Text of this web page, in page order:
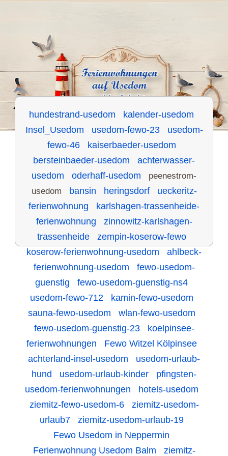
hundestrand-usedom
kalender-usedom
Insel_Usedom
usedom-fewo-23
usedom-
fewo-46
kaiserbaeder-usedom
bersteinbaeder-usedom
achterwasser-
usedom
oderhaff-usedom peenestrom-
usedom
bansin heringsdorf
ueckeritz-
ferienwohnung
karlshagen-trassenheide-
ferienwohnung
zinnowitz-karlshagen-
trassenheide
zempin-koserow-fewo
koserow-ferienwohnung-usedom
ahlbeck-
ferienwohnung-usedom
fewo-usedom-
guenstig
fewo-usedom-guenstig-ns4
usedom-fewo-712
kamin-fewo-usedom
sauna-fewo-usedom
wlan-fewo-usedom
fewo-usedom-guenstig-23
koelpinsee-
ferienwohnungen
Fewo Witzel Kölpinsee
achterland-insel-usedom
usedom-urlaub-
hund
usedom-urlaub-kinder
pfingsten-
usedom-ferienwohnungen
hotels-usedom
ziemitz-fewo-usedom-6
ziemitz-usedom-
urlaub7
ziemitz-usedom-urlaub-19
Fewo Usedom in Neppermin
Ferienwohnung Usedom Balm
ziemitz-